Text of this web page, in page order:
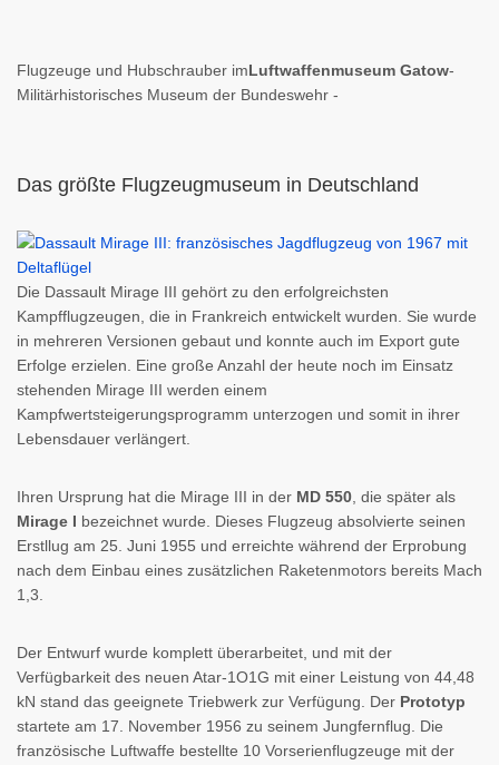
Flugzeuge und Hubschrauber imLuftwaffenmuseum Gatow-
Militärhistorisches Museum der Bundeswehr -
Das größte Flugzeugmuseum in Deutschland
Die Dassault Mirage III gehört zu den erfolgreichsten
Kampfflugzeugen, die in Frankreich entwickelt wurden. Sie wurde
in mehreren Versionen gebaut und konnte auch im Export gute
Erfolge erzielen. Eine große Anzahl der heute noch im Einsatz
stehenden Mirage III werden einem
Kampfwertsteigerungsprogramm unterzogen und somit in ihrer
Lebensdauer verlängert.
Ihren Ursprung hat die Mirage III in der MD 550 , die später als
Mirage I bezeichnet wurde. Dieses Flugzeug absolvierte seinen
Erstllug am 25. Juni 1955 und erreichte während der Erprobung
nach dem Einbau eines zusätzlichen Raketenmotors bereits Mach
1,3.
Der Entwurf wurde komplett überarbeitet, und mit der
Verfügbarkeit des neuen Atar-1O1G mit einer Leistung von 44,48
kN stand das geeignete Triebwerk zur Verfügung. Der Prototyp
startete am 17. November 1956 zu seinem Jungfernflug. Die
französische Luftwaffe bestellte 10 Vorserienflugzeuge mit der